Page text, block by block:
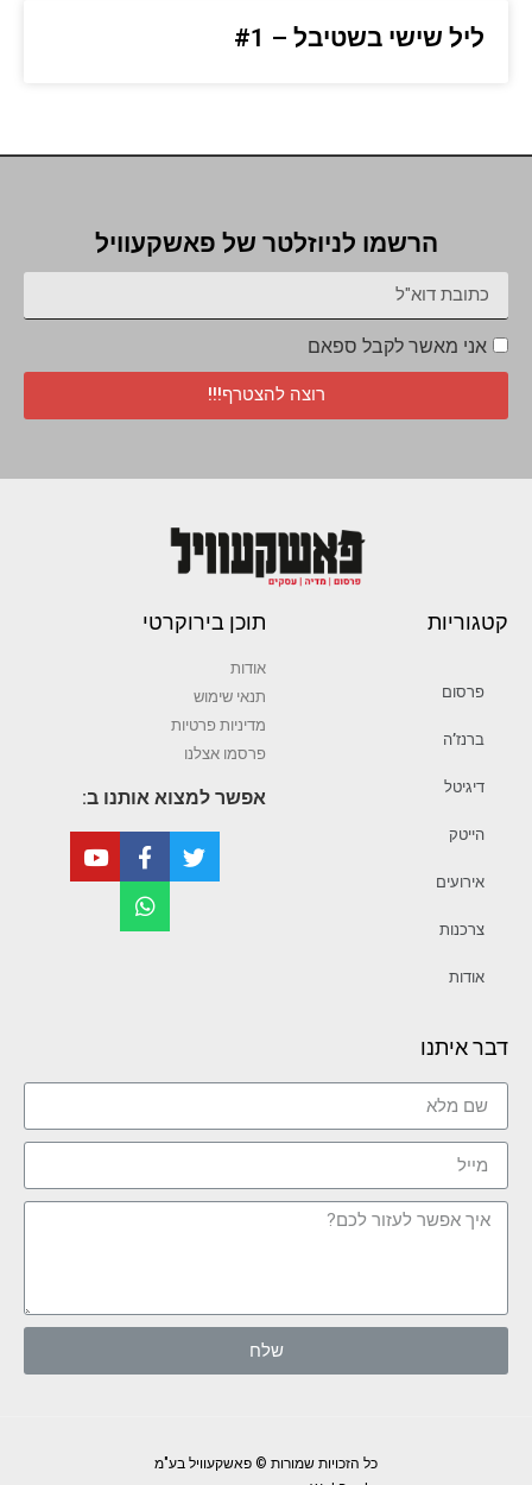
ליל שישי בשטיבל – #1
הרשמו לניוזלטר של פאשקעוויל
אני מאשר לקבל ספאם
רוצה להצטרף!!!
קטגוריות
פרסום
ברנז’ה
דיגיטל
הייטק
אירועים
צרכנות
אודות
תוכן בירוקרטי
אודות
תנאי שימוש
מדיניות פרטיות
פרסמו אצלנו
אפשר למצוא אותנו ב:
דבר איתנו
שלח
כל הזכויות שמורות © פאשקעוויל בע"מ